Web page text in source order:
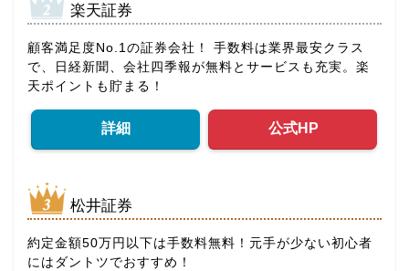
楽天証券
顧客満足度No.1の証券会社！ 手数料は業界最安クラス
で、日経新聞、会社四季報が無料とサービスも充実。楽
天ポイントも貯まる！
詳細 公式HP
松井証券
約定金額50万円以下は手数料無料！元手が少ない初心者
にはダントツでおすすめ！